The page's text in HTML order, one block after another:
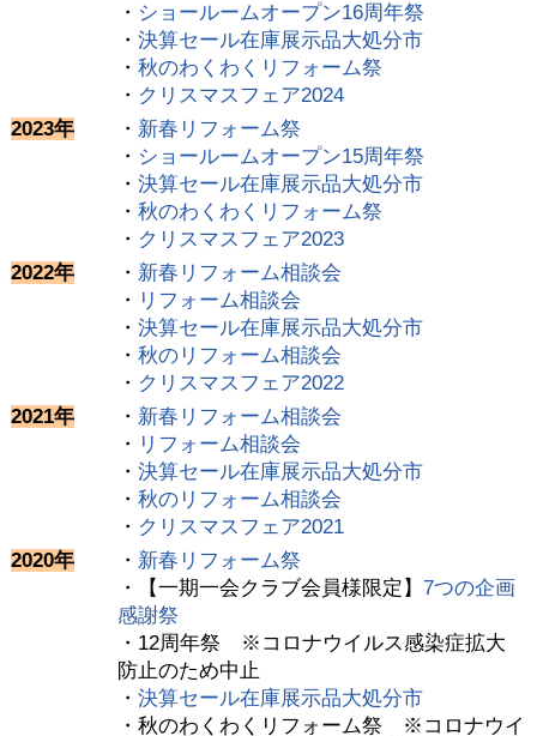
・ ショールームオープン16周年祭
・決算セール在庫展示品大処分市
・秋のわくわくリフォーム祭
・ クリスマスフェア2024
2023年
・ 新春リフォーム祭
・ ショールームオープン15周年祭
・決算セール在庫展示品大処分市
・秋のわくわくリフォーム祭
・ クリスマスフェア2023
2022年
・ 新春リフォーム相談会
・ リフォーム相談会
・決算セール在庫展示品大処分市
・秋のリフォーム相談会
・ クリスマスフェア2022
2021年
・ 新春リフォーム相談会
・ リフォーム相談会
・決算セール在庫展示品大処分市
・秋のリフォーム相談会
・ クリスマスフェア2021
2020年
・ 新春リフォーム祭
・【一期一会クラブ会員様限定】7つの企画
感謝祭
・12周年祭 ※コロナウイルス感染症拡大
防止のため中止
・決算セール在庫展示品大処分市
・秋のわくわくリフォーム祭 ※コロナウイ